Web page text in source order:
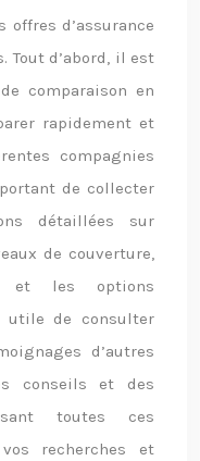
offres d’assurance
Tout d’abord, il est
comparaison en
rapidement et
compagnies
de collecter
détaillées sur
de couverture,
et les options
utile de consulter
d’autres
conseils et des
toutes ces
recherches et